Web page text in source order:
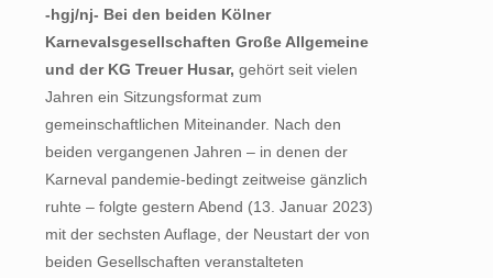
-hgj/nj- Bei den beiden Kölner
Karnevalsgesellschaften Große Allgemeine
und der KG Treuer Husar, gehört seit vielen
Jahren ein Sitzungsformat zum
gemeinschaftlichen Miteinander. Nach den
beiden vergangenen Jahren – in denen der
Karneval pandemie-bedingt zeitweise gänzlich
ruhte – folgte gestern Abend (13. Januar 2023)
mit der sechsten Auflage, der Neustart der von
beiden Gesellschaften veranstalteten